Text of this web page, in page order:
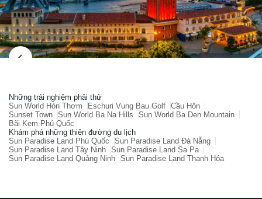
Những trải nghiệm phải thử
Sun World Hòn Thơm
Eschuri Vung Bau Golf Cầu Hôn
Sunset Town Sun World Ba Na Hills
Sun World Ba Den Mountain
Bãi Kem Phú Quốc
Khám phá những thiên đường du lịch
Sun Paradise Land Phú Quốc
Sun Paradise Land Đà Nẵng
Sun Paradise Land Tây Ninh Sun Paradise Land Sa Pa
Sun Paradise Land Quảng Ninh Sun Paradise Land Thanh Hóa